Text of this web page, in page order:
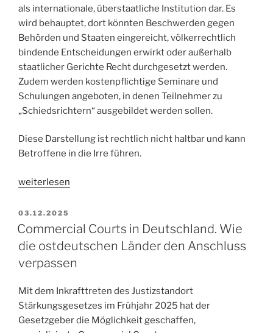
als internationale, überstaatliche Institution dar. Es
wird behauptet, dort könnten Beschwerden gegen
Behörden und Staaten eingereicht, völkerrechtlich
bindende Entscheidungen erwirkt oder außerhalb
staatlicher Gerichte Recht durchgesetzt werden.
Zudem werden kostenpflichtige Seminare und
Schulungen angeboten, in denen Teilnehmer zu
„Schiedsrichtern“ ausgebildet werden sollen.
Diese Darstellung ist rechtlich nicht haltbar und kann
Betroffene in die Irre führen.
„Warnung
Scam:
Angebliches
„Schiedsgericht
gemäß
den
Abkommen
1949““
weiterlesen
VERÖFFENTLICHT
AM
03.12.2025
Commercial Courts in Deutschland. Wie
die ostdeutschen Länder den Anschluss
verpassen
Mit dem Inkrafttreten des Justizstandort
Stärkungsgesetzes im Frühjahr 2025 hat der
Gesetzgeber die Möglichkeit geschaffen,